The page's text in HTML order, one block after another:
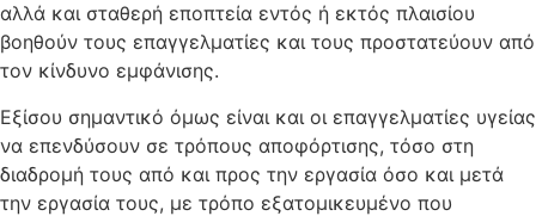
αλλά και σταθερή εποπτεία εντός ή εκτός πλαισίου
βοηθούν τους επαγγελματίες και τους προστατεύουν από
τον κίνδυνο εμφάνισης.
Εξίσου σημαντικό όμως είναι και οι επαγγελματίες υγείας
να επενδύσουν σε τρόπους αποφόρτισης, τόσο στη
διαδρομή τους από και προς την εργασία όσο και μετά
την εργασία τους, με τρόπο εξατομικευμένο που